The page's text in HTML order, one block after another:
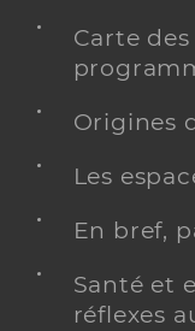
Carte
Origines
Les
En bref,
Santé et
réflexes